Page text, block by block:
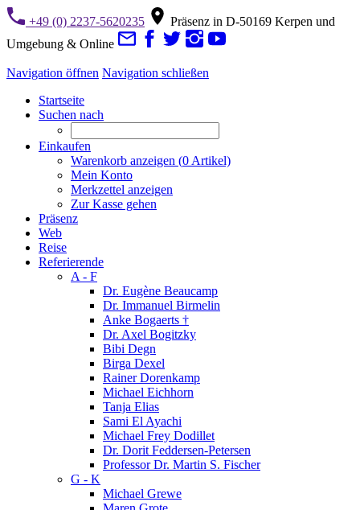
+49 (0) 2237-5620235
Präsenz in D-50169 Kerpen und
Umgebung & Online
Navigation öffnen Navigation schließen
Startseite
Suchen nach
Einkaufen
Warenkorb anzeigen (0 Artikel)
Mein Konto
Merkzettel anzeigen
Zur Kasse gehen
Präsenz
Web
Reise
Referierende
A - F
Dr. Eugène Beaucamp
Dr. Immanuel Birmelin
Anke Bogaerts †
Dr. Axel Bogitzky
Bibi Degn
Birga Dexel
Rainer Dorenkamp
Michael Eichhorn
Tanja Elias
Sami El Ayachi
Michael Frey Dodillet
Dr. Dorit Feddersen-Petersen
Professor Dr. Martin S. Fischer
G - K
Michael Grewe